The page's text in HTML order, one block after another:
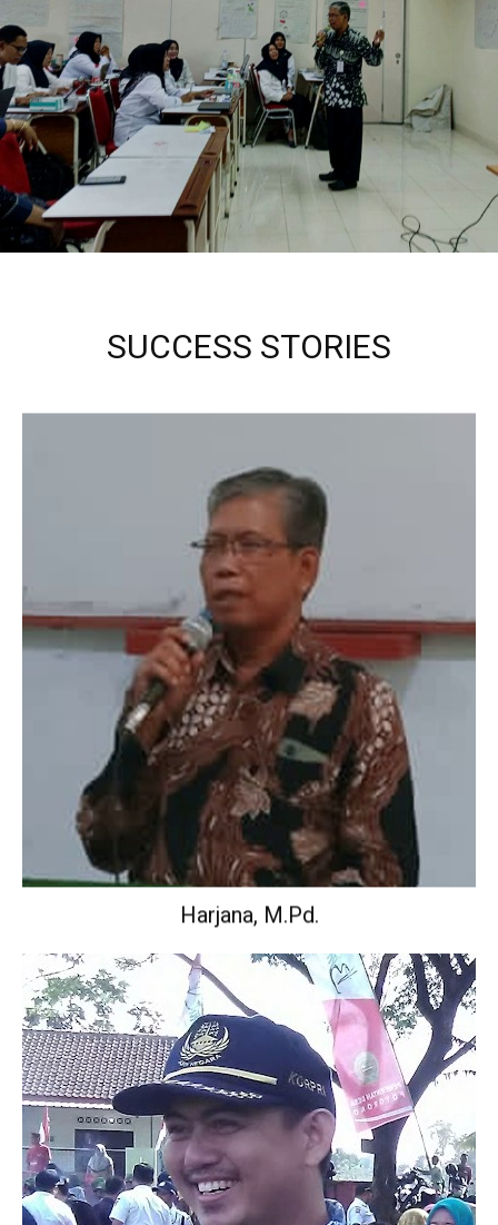
SUCCESS STORIES
Kepala Sekolah
Harjana, M.Pd.
Wakil Kepala Sekolah Urusan Kurikulum.